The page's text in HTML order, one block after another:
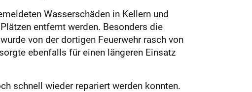
Wasserschäden in Kellern und
entfernt werden. Besonders die
von der dortigen Feuerwehr rasch von
ebenfalls für einen längeren Einsatz
schnell wieder repariert werden konnten.